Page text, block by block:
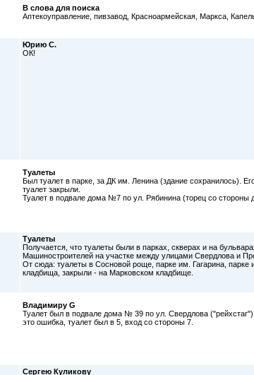
В слова для поиска
Аптекоуправление, пивзавод, Красноармейская, Маркса,
Юрию С.
ОК!
Туалеты
Был туалет в парке, за ДК им. Ленина (здание сохранилось).
туалет закрыли.
Туалет в подвале дома №7 по ул. Рябинина (торец со стороны
Туалеты
Получается, что туалеты были в парках, скверах и на
Машиностроителей на участке между улицами Свердлова и
От сюда: туалеты в Сосновой роще, парке им. Гагарина,
кладбища, закрыли - на Марковском кладбище.
Владимиру G
Туалет был в подвале дома № 39 по ул. Свердлова
это ошибка, туалет был в 5, вход со стороны 7.
Сергею Куликову